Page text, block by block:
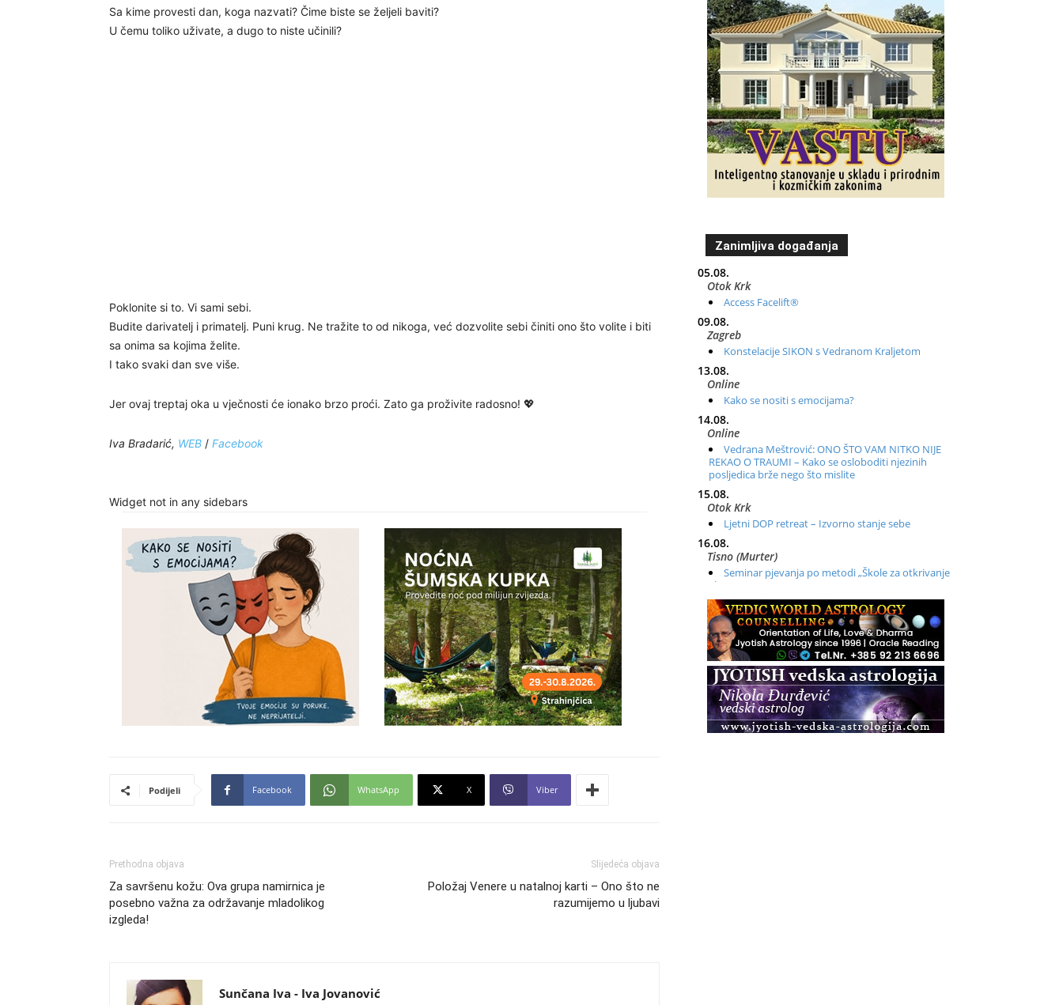
Sa kime provesti dan, koga nazvati? Čime biste se željeli baviti?
U čemu toliko uživate, a dugo to niste učinili?
Poklonite si to. Vi sami sebi.
Budite darivatelj i primatelj. Puni krug. Ne tražite to od nikoga, već dozvolite sebi činiti ono što volite i biti
sa onima sa kojima želite.
I tako svaki dan sve više.
Jer ovaj treptaj oka u vječnosti će ionako brzo proći. Zato ga proživite radosno! 💖
Iva Bradarić, WEB / Facebook
Widget not in any sidebars
Podijeli Facebook WhatsApp X Viber
Prethodna objava
Za savršenu kožu: Ova grupa namirnica je
posebno važna za održavanje mladolikog
izgleda!
Slijedeća objava
Položaj Venere u natalnoj karti – Ono što ne
razumijemo u ljubavi
Sunčana Iva - Iva Jovanović
Zanimljiva događanja
05.08.
Otok Krk
Access Facelift®
09.08.
Zagreb
Konstelacije SIKON s Vedranom Kraljetom
13.08.
Online
Kako se nositi s emocijama?
14.08.
Online
Vedrana Meštrović: ONO ŠTO VAM NITKO NIJE
REKAO O TRAUMI – Kako se osloboditi njezinih
posljedica brže nego što mislite
15.08.
Otok Krk
Ljetni DOP retreat – Izvorno stanje sebe
16.08.
Tisno (Murter)
Seminar pjevanja po metodi „Škole za otkrivanje
glasa“
20.08.
Online
Radionica: Pomagači iz drugih dimenzija Online –
otvoreno za sve
21.08.
Zagreb+Online
Osnovni ThetaHealing® tečaj, Zagreb i Online
22.08.
Pula